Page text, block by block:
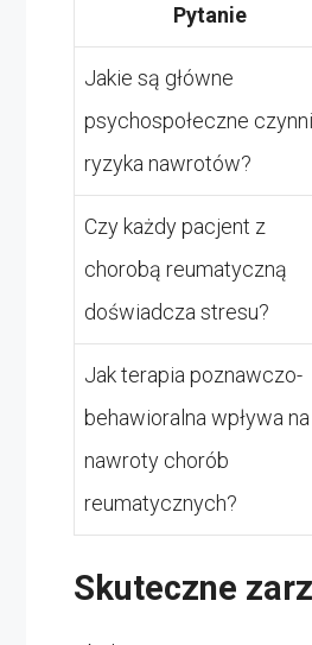
Pytanie
Jakie są główne
psychospołeczne
ryzyka nawrotów?
Czy każdy pacjent z
chorobą reumatyczną
doświadcza stresu?
Jak terapia poznawczo-
behawioralna wpływa na
nawroty chorób
reumatycznych?
Skuteczne